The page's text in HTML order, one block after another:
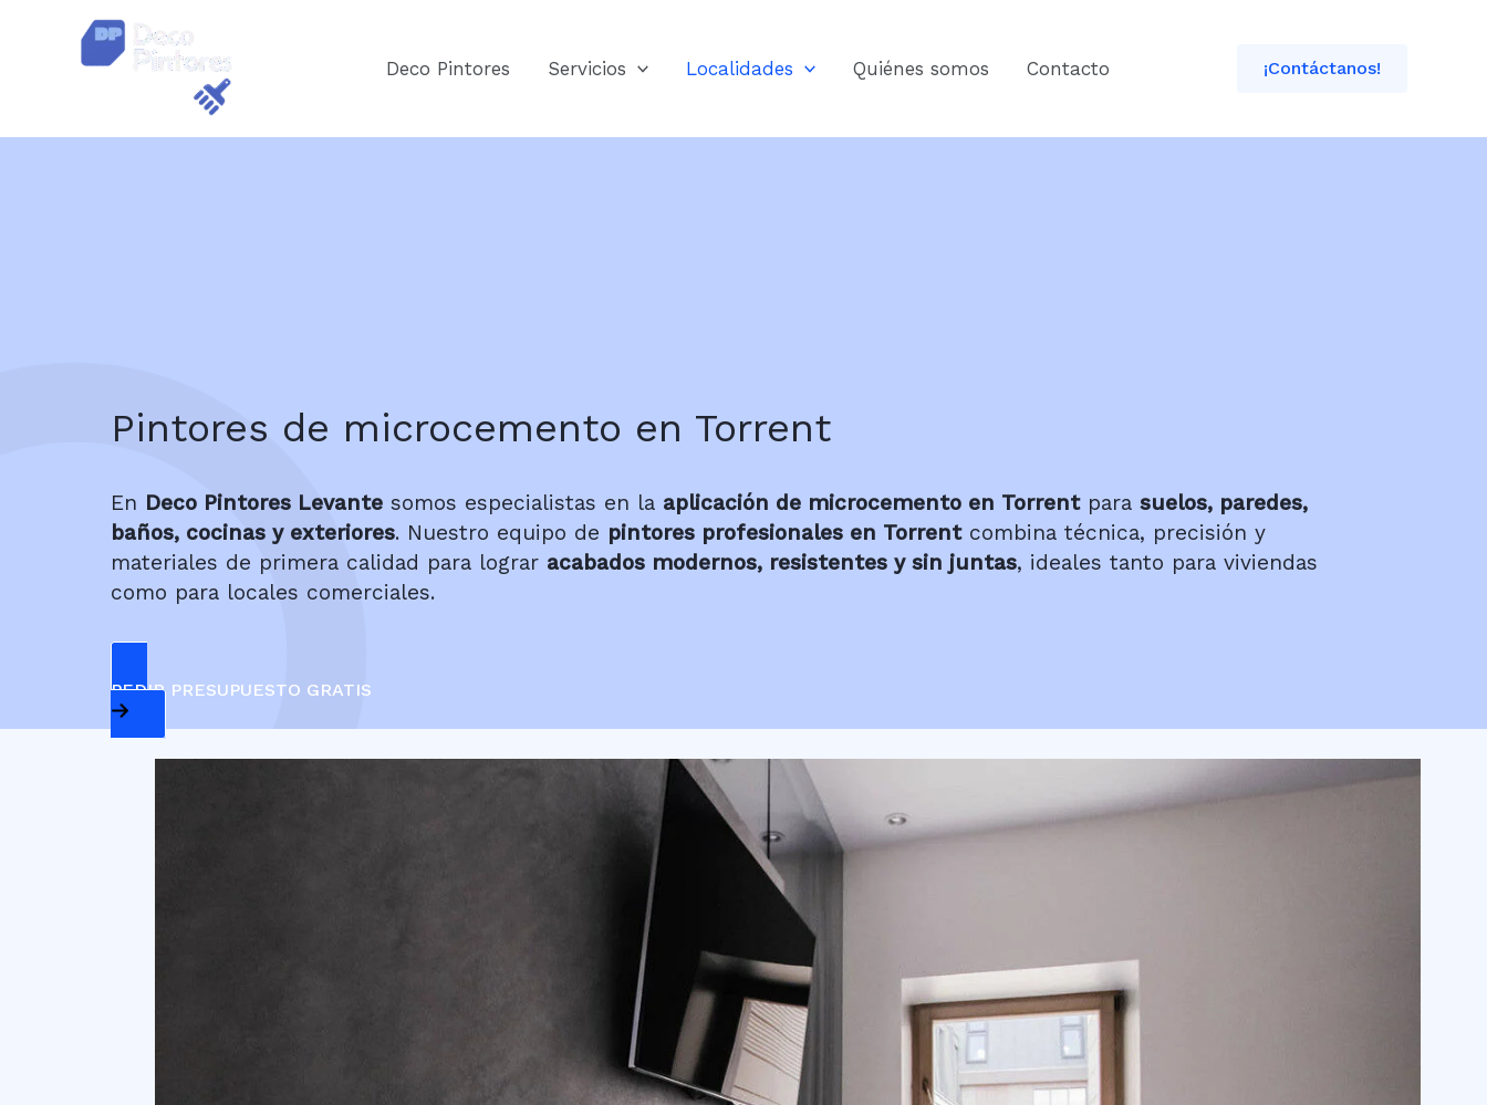
contenido
Deco Pintores Servicios Localidades Quiénes somos Contacto ¡Contáctanos!
Pintores de microcemento en Torrent
En Deco Pintores Levante somos especialistas en la aplicación de microcemento en Torrentpara suelos, paredes,
baños, cocinas y exteriores. Nuestro equipo de pintores profesionales en Torrentcombina técnica, precisión y
materiales de primera calidad para lograr acabados modernos, resistentes y sin juntas, ideales tanto para viviendas
como para locales comerciales.
PEDIR PRESUPUESTO GRATIS